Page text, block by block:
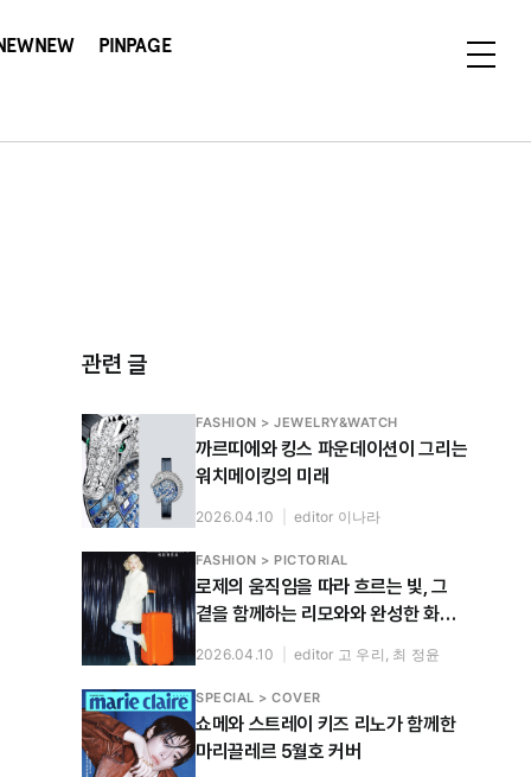
PINPAGE
관련 글
FASHION > JEWELRY&WATCH
까르띠에와 킹스 파운데이션이 그리는
워치메이킹의 미래
2026.04.10 editor 이나라
FASHION > PICTORIAL
로제의 움직임을 따라 흐르는 빛, 그
곁을 함께하는 리모와와 완성한 화보
2026.04.10 editor 고 우리, 최 정윤
SPECIAL > COVER
쇼메와 스트레이 키즈 리노가 함께한
마리끌레르 5월호 커버